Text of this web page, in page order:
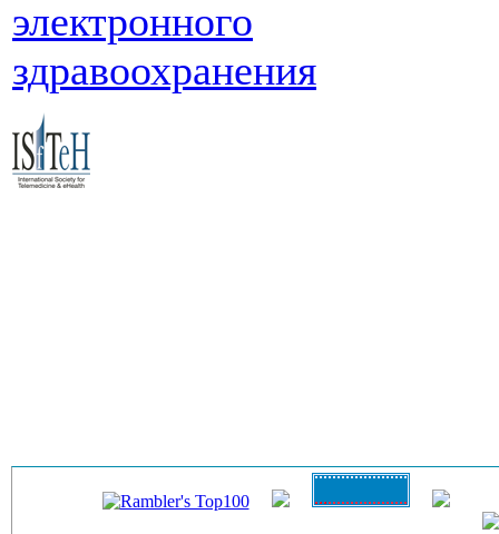
электронного
здравоохранения